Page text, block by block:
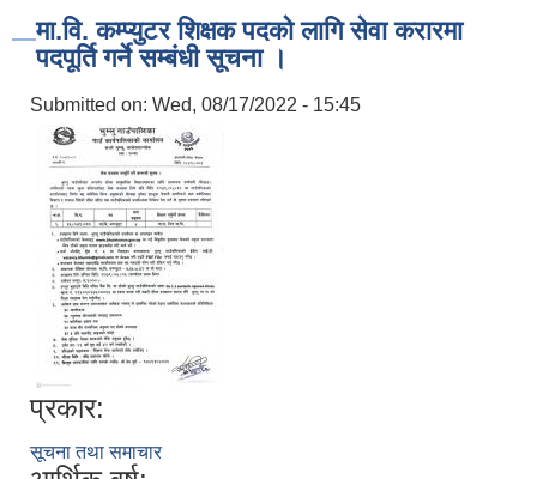
मा.वि. कम्प्युटर शिक्षक पदको लागि सेवा करारमा
पदपूर्ति गर्ने सम्बंधी सूचना ।
Submitted on: Wed, 08/17/2022 - 15:45
प्रकार:
सूचना तथा समाचार